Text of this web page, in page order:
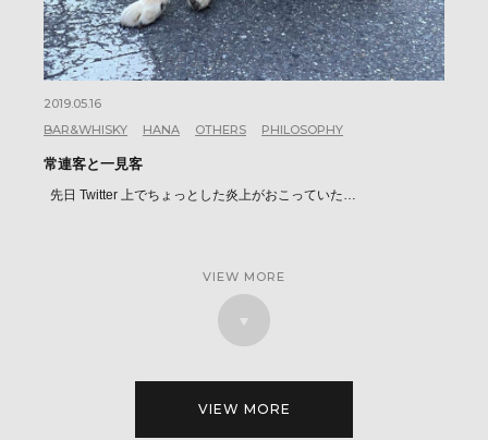
2019.05.16
BAR&WHISKY
HANA OTHERS PHILOSOPHY
常連客と一見客
先日 Twitter 上でちょっとした炎上がおこっていた…
VIEW MORE
VIEW MORE